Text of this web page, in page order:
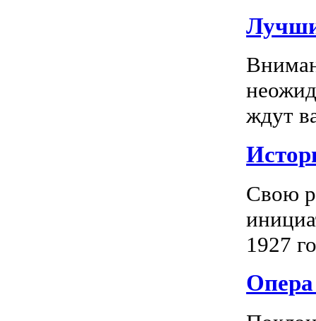
ждут
Свою
1927
Опера